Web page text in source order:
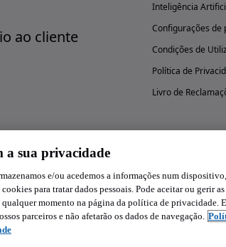
ao cliente
Inteligência
Configurações de
Condições de
Política de
Livro de
a sua privacidade
e/ou acedemos a informações num
para tratar dados pessoais. Pode aceitar ou gerir as
momento na página da política de privacidade.
parceiros e não afetarão os dados de navegação.